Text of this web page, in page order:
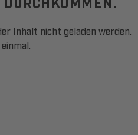
Inhalt nicht geladen werden.